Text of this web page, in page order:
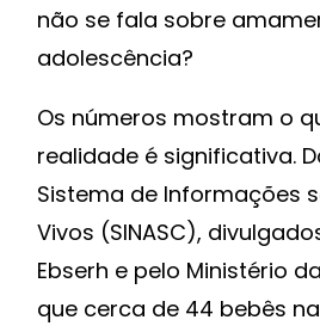
não se fala sobre
adolescência?
Os números mostram o
realidade é significativa.
Sistema de Informações
Vivos (SINASC),
Ebserh e pelo Ministério
que cerca de 44 bebês